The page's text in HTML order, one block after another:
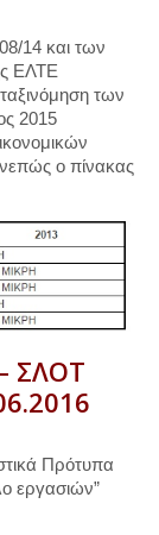
14 και των
ΕΛΤΕ
των
2015
ο πίνακας
ΣΛΟΤ
Πρότυπα
εργασιών”